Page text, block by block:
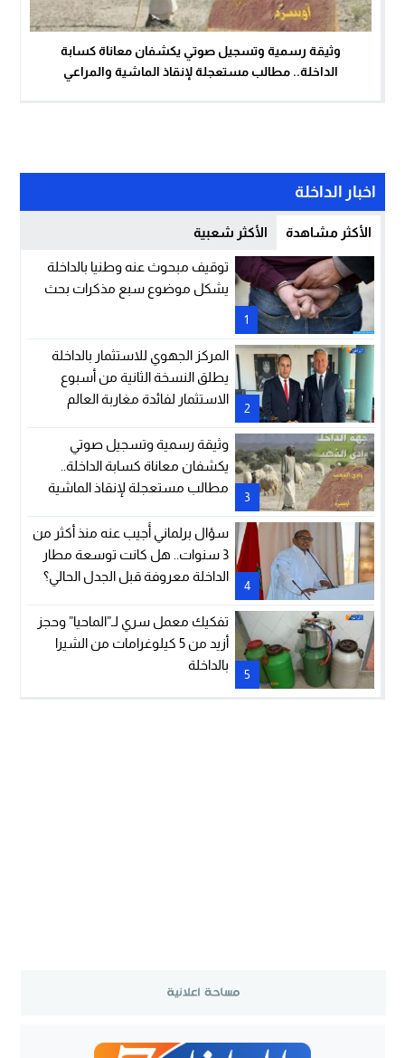
وثيقة رسمية وتسجيل صوتي يكشفان معاناة كسابة
الداخلة.. مطالب مستعجلة لإنقاذ الماشية والمراعي
اخبار الداخلة
الأكثر مشاهدة الأكثر شعبية
1
توقيف مبحوث عنه وطنيا بالداخلة
يشكل موضوع سبع مذكرات بحث
2
المركز الجهوي للاستثمار بالداخلة
يطلق النسخة الثانية من أسبوع
الاستثمار لفائدة مغاربة العالم
3
وثيقة رسمية وتسجيل صوتي
يكشفان معاناة كسابة الداخلة..
مطالب مستعجلة لإنقاذ الماشية
4
سؤال برلماني أُجيب عنه منذ أكثر من
3 سنوات.. هل كانت توسعة مطار
الداخلة معروفة قبل الجدل الحالي؟
5
تفكيك معمل سري لـ”الماحيا” وحجز
أزيد من 5 كيلوغرامات من الشيرا
بالداخلة